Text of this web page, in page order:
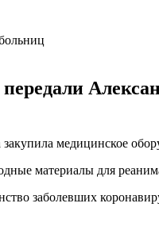
медицинское
материалы для
заболевших